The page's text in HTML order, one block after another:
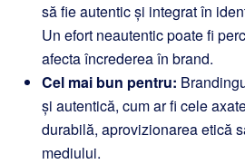
să fie autentic și integrat în
Un efort neautentic poate fi
afecta încrederea în brand.
Cel mai bun pentru:
și autentică, cum ar fi cele
durabilă, aprovizionarea etică
mediului.